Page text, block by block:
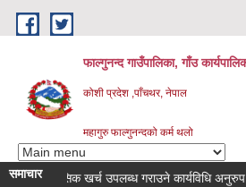
Skip to main content
फाल्गुनन्द गाउँपालिका, गाँउ
कोशी प्रदेश ,पाँचथर, नेपाल
महागुरु फाल्गुनन्दको कर्म थलो
समाचारमासिक खर्च उपलब्ध गराउने कार्यविधि अनुरुप